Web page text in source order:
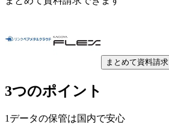
まとめて資料請求
3つのポイント
1 データの保管は国内で安心